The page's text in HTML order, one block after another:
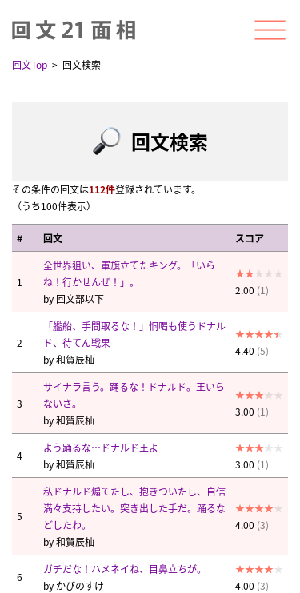
回文Top 回文検索
回文検索
その条件の回文は112件登録されています。
（うち100件表示）
# 回文 スコア
1
全世界狙い、軍旗立てたキング。「いら
ね！行かせんぜ！」。
by 回文部以下
2.00 (1)
2
「艦船、手間取るな！」恫喝も使うドナル
ド、待てん戦果
by和賀辰杣
4.40 (5)
3
サイナラ言う。踊るな！ドナルド。王いら
ないさ。
by和賀辰杣
3.00 (1)
4
よう踊るな…ドナルド王よ
by和賀辰杣 3.00 (1)
5
私ドナルド煽てたし、抱きついたし、自信
満々支持したい。突き出した手だ。踊るな
どしたわ。
by和賀辰杣
4.00 (3)
6
ガチだな！ハメネイね、目鼻立ちが。
by かびのすけ 4.00 (3)